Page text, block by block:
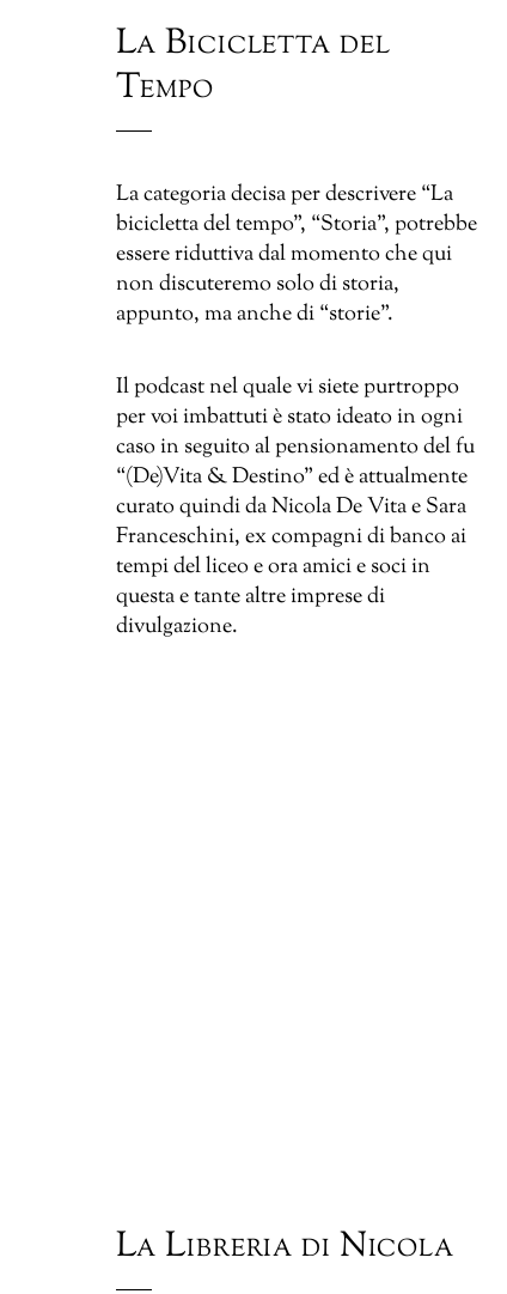
La Bicicletta del
Tempo
La categoria decisa per descrivere “La
bicicletta del tempo”, “Storia”, potrebbe
essere riduttiva dal momento che qui
non discuteremo solo di storia,
appunto, ma anche di “storie”.
Il podcast nel quale vi siete purtroppo
per voi imbattuti è stato ideato in ogni
caso in seguito al pensionamento del fu
“(De)Vita & Destino” ed è attualmente
curato quindi da Nicola De Vita e Sara
Franceschini, ex compagni di banco ai
tempi del liceo e ora amici e soci in
questa e tante altre imprese di
divulgazione.
La Libreria di Nicola